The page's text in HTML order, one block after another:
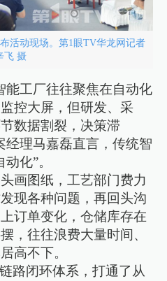
活动现场。第1眼TV华龙网记者
飞 摄
能工厂往往聚焦在自动化
控大屏，但研发、采
数据割裂，决策滞
经理马嘉磊直言，传统智
化”。
画图纸，工艺部门费力
现各种问题，再回头沟
订单变化，仓储库存在
，往往浪费大量时间、
高不下。
路闭环体系，打通了从